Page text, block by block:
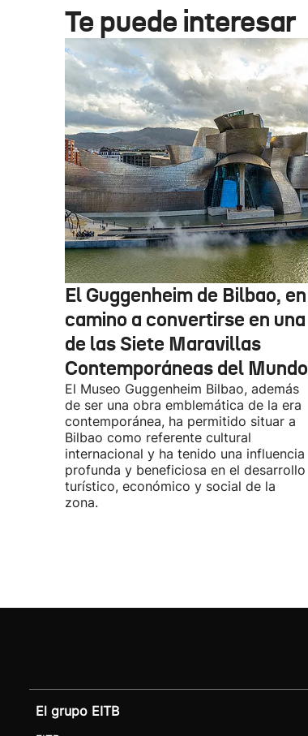
Te puede interesar
El Guggenheim de Bilbao, en
camino a convertirse en una
de las Siete Maravillas
Contemporáneas del Mundo
El Museo Guggenheim Bilbao, además
de ser una obra emblemática de la era
contemporánea, ha permitido situar a
Bilbao como referente cultural
internacional y ha tenido una influencia
profunda y beneficiosa en el desarrollo
turístico, económico y social de la
zona.
El grupo EITB